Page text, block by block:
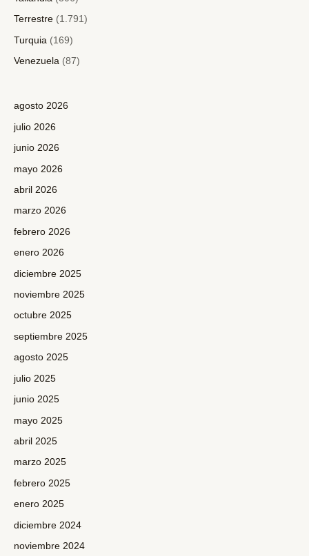
Terrestre (1.791)
Turquia (169)
Venezuela (87)
agosto 2026
julio 2026
junio 2026
mayo 2026
abril 2026
marzo 2026
febrero 2026
enero 2026
diciembre 2025
noviembre 2025
octubre 2025
septiembre 2025
agosto 2025
julio 2025
junio 2025
mayo 2025
abril 2025
marzo 2025
febrero 2025
enero 2025
diciembre 2024
noviembre 2024